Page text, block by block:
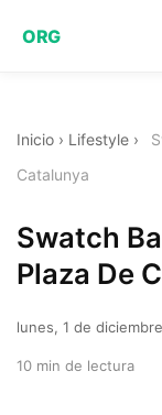
ORG
Inicio › Lifestyle ›
Catalunya
Swatch
Plaza De
lunes, 1 de
10 min de lectura